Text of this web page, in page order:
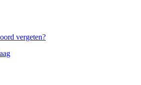
vergeten?